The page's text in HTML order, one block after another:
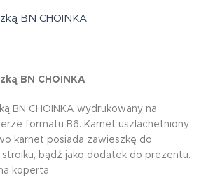
BN CHOINKA
BN CHOINKA
BN CHOINKA wydrukowany na
formatu B6. Karnet uszlachetniony
karnet posiada zawieszkę do
stroiku, bądź jako dodatek do prezentu.
koperta.